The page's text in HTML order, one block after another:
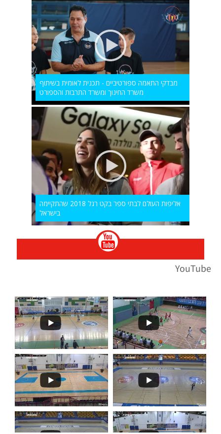
מבדקי התאמה ספורטיביים - תכנית לאומית בשיתוף
משרד החינוך ומשרד התרבות והספורט
אליפות העולם לבתי ספר בקט רגל 2018 שהתקיימה
בישראל
YouTube